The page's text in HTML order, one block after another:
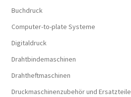
Buchdruck
Computer-to-plate Systeme
Digitaldruck
Drahtbindemaschinen
Drahtheftmaschinen
Druckmaschinenzubehör und Ersatzteile